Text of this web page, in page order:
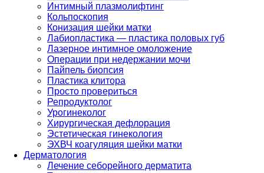
Интимный плазмолифтинг
Кольпоскопия
Конизация шейки матки
Лабиопластика — пластика половых губ
Лазерное интимное омоложение
Операции при недержании мочи
Пайпель биопсия
Пластика клитора
Просто провериться
Репродуктолог
Урогинеколог
Хирургическая дефлорация
Эстетическая гинекология
ЭХВЧ коагуляция шейки матки
Дерматология
Лечение себорейного дерматита